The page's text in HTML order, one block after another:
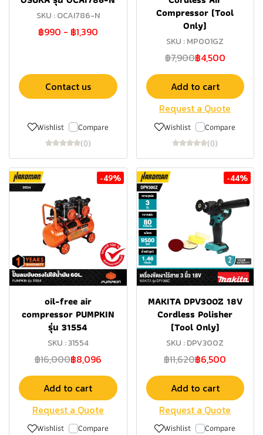
SKU : OCAI786-N
฿990 - ฿1,390
Contact us
Wishlist Compare
(0)
Compressor (Tool
Only)
SKU : MP001GZ
฿7,900฿4,500
Add to cart
Request a Quote
Wishlist Compare
(0)
-49%
oil-free air
compressor PUMPKIN
รุ่น 31554
SKU : 31554
฿16,000฿8,096
Add to cart
Request a Quote
Wishlist Compare
-44%
MAKITA DPV300Z 18V
Cordless Polisher
(Tool Only)
SKU : DPV300Z
฿11,620฿6,500
Add to cart
Request a Quote
Wishlist Compare